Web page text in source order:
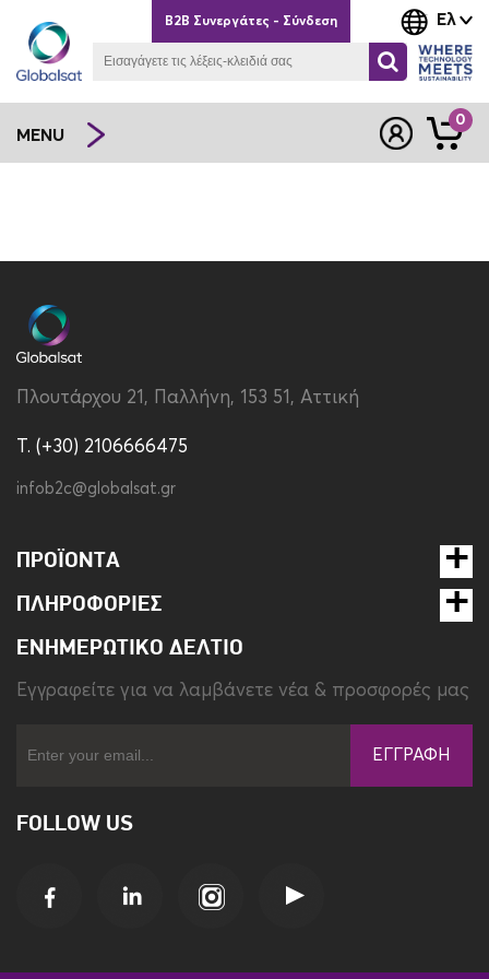
Ελ
B2B Συνεργάτες - Σύνδεση
MENU
0
Πλουτάρχου 21, Παλλήνη, 153 51, Αττική
T. (+30) 2106666475
infob2c@globalsat.gr
ΠΡΟΪΌΝΤΑ
ΠΛΗΡΟΦΟΡΊΕΣ
ΕΝΗΜΕΡΩΤΙΚΌ ΔΕΛΤΊΟ
Eγγραφείτε για να λαμβάνετε νέα & προσφορές μας
ΕΓΓΡΑΦΉ
FOLLOW US